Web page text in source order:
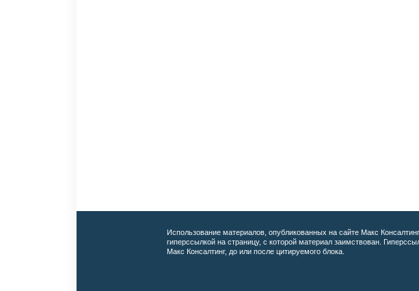
Использование материалов, опубликованных на сайте Макс
гиперссылкой на страницу, с которой материал заимствован.
Макс Консалтинг, до или после цитируемого блока.